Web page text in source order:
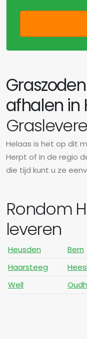
afhalen in
Helaas is het op dit
Herpt of in de regio
die tijd kunt u ze
Rondom
leveren
Heusden Bern
Haarsteeg
Well